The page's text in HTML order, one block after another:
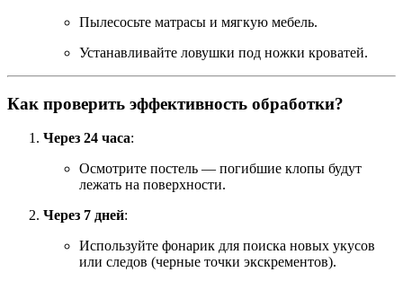
Пылесосьте матрасы и мягкую мебель.
Устанавливайте ловушки под ножки кроватей.
Как проверить эффективность обработки?
Через 24 часа:
Осмотрите постель — погибшие клопы будут
лежать на поверхности.
Через 7 дней:
Используйте фонарик для поиска новых укусов
или следов (черные точки экскрементов).